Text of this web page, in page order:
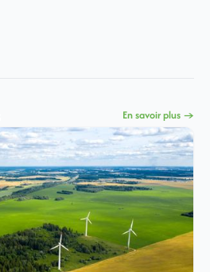
En savoir plus →